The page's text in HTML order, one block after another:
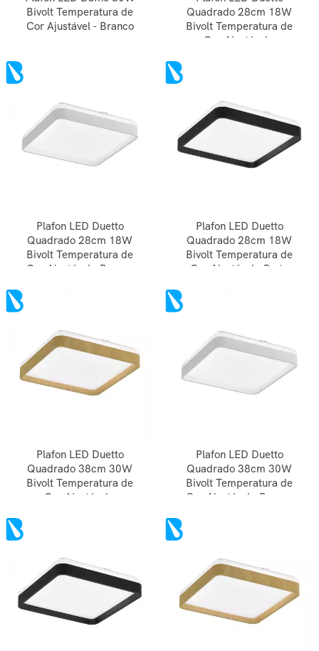
Bivolt Temperatura de
Cor Ajustável - Branco
Quadrado 28cm 18W
Bivolt Temperatura de
Cor Ajustável -
Plafon LED Duetto
Quadrado 28cm 18W
Bivolt Temperatura de
Cor Ajustável - Branco
Plafon LED Duetto
Quadrado 28cm 18W
Bivolt Temperatura de
Cor Ajustável - Preto
Plafon LED Duetto
Quadrado 38cm 30W
Bivolt Temperatura de
Cor Ajustável -
Plafon LED Duetto
Quadrado 38cm 30W
Bivolt Temperatura de
Cor Ajustável - Branco